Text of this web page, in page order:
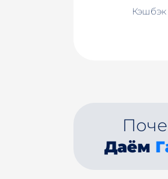
Кэшбэк
Даём